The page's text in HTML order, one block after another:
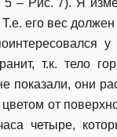
его вес должен
у
т.к. тело
показали, они
от
четыре,